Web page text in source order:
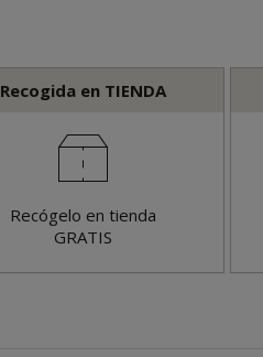
Recogida en TIENDA
Recógelo en tienda
GRATIS